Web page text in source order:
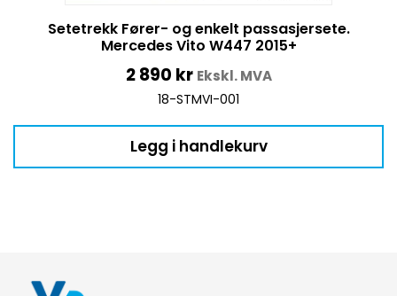
Setetrekk Fører- og enkelt passasjersete.
Mercedes Vito W447 2015+
2 890 kr Ekskl. MVA
18-STMVI-001
Legg i handlekurv